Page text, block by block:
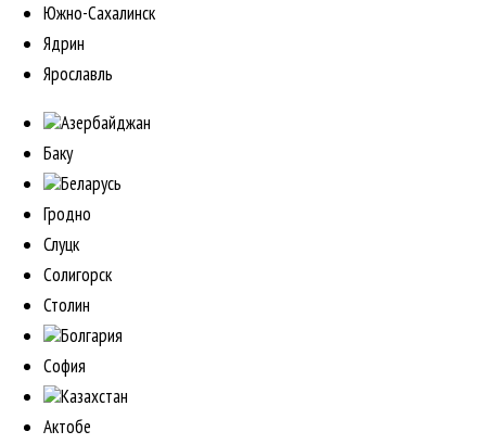
Южно-Сахалинск
Ядрин
Ярославль
Азербайджан
Баку
Беларусь
Гродно
Слуцк
Солигорск
Столин
Болгария
София
Казахстан
Актобе